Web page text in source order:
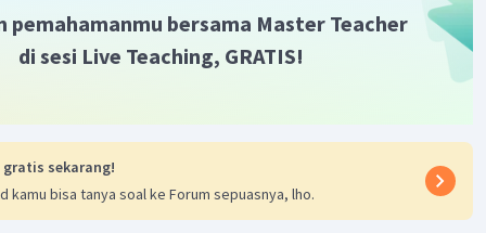
pemahamanmu bersama Master Teacher
di sesi Live Teaching, GRATIS!
gratis sekarang!
kamu bisa tanya soal ke Forum sepuasnya, lho.